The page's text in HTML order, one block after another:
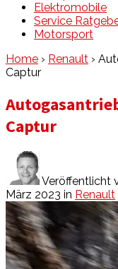
Elektromobile
Service
Motorsport
Home › Renault ›
Captur
Captur
Veröffentlicht
März 2023 in Renault